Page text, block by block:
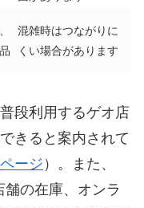
混雑時はつながりに
くい場合があります
段利用するゲオ店
きると案内されて
ージ ）。また、
の在庫、オンラ